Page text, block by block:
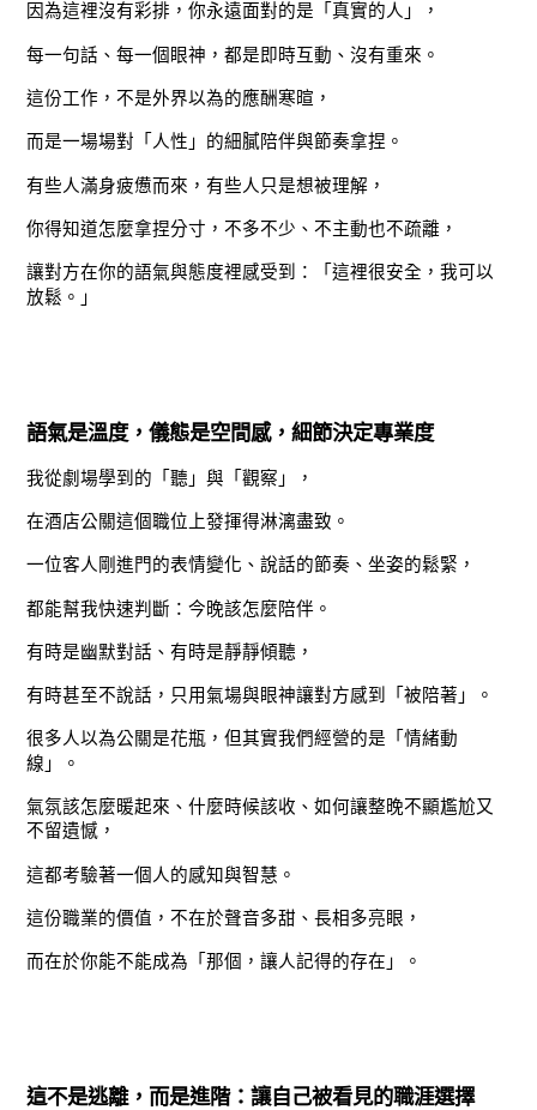
因為這裡沒有彩排，你永遠面對的是「真實的人」，
每一句話、每一個眼神，都是即時互動、沒有重來。
這份工作，不是外界以為的應酬寒暄，
而是一場場對「人性」的細膩陪伴與節奏拿捏。
有些人滿身疲憊而來，有些人只是想被理解，
你得知道怎麼拿捏分寸，不多不少、不主動也不疏離，
讓對方在你的語氣與態度裡感受到：「這裡很安全，我可以
放鬆。」
語氣是溫度，儀態是空間感，細節決定專業度
我從劇場學到的「聽」與「觀察」，
在酒店公關這個職位上發揮得淋漓盡致。
一位客人剛進門的表情變化、說話的節奏、坐姿的鬆緊，
都能幫我快速判斷：今晚該怎麼陪伴。
有時是幽默對話、有時是靜靜傾聽，
有時甚至不說話，只用氣場與眼神讓對方感到「被陪著」。
很多人以為公關是花瓶，但其實我們經營的是「情緒動
線」。
氣氛該怎麼暖起來、什麼時候該收、如何讓整晚不顯尷尬又
不留遺憾，
這都考驗著一個人的感知與智慧。
這份職業的價值，不在於聲音多甜、長相多亮眼，
而在於你能不能成為「那個，讓人記得的存在」。
這不是逃離，而是進階：讓自己被看見的職涯選擇